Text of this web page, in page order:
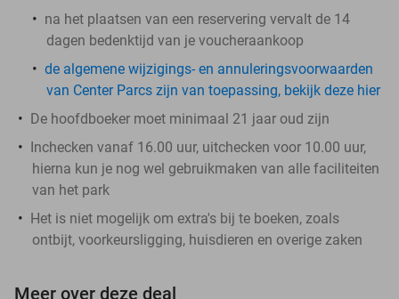
na het plaatsen van een reservering vervalt de 14
dagen bedenktijd van je voucheraankoop
de algemene wijzigings- en annuleringsvoorwaarden
van Center Parcs zijn van toepassing, bekijk deze hier
De hoofdboeker moet minimaal 21 jaar oud zijn
Inchecken vanaf 16.00 uur, uitchecken voor 10.00 uur,
hierna kun je nog wel gebruikmaken van alle faciliteiten
van het park
Het is niet mogelijk om extra's bij te boeken, zoals
ontbijt, voorkeursligging, huisdieren en overige zaken
Meer over deze deal